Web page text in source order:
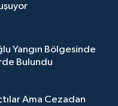
Yangın Bölgesinde
Bulundu
Ama Cezadan